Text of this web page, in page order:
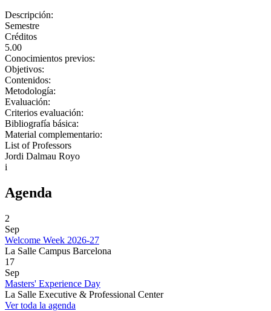
Descripción:
Semestre
Créditos
5.00
Conocimientos previos:
Objetivos:
Contenidos:
Metodología:
Evaluación:
Criterios evaluación:
Bibliografía básica:
Material complementario:
List of Professors
Jordi Dalmau Royo
i
Agenda
2
Sep
Welcome Week 2026-27
La Salle Campus Barcelona
17
Sep
Masters' Experience Day
La Salle Executive & Professional Center
Ver toda la agenda